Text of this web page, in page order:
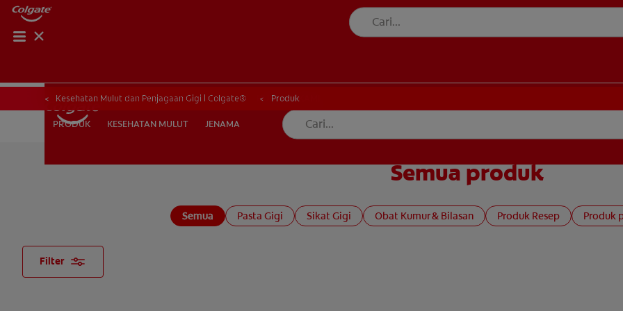
PRODUK KESEHATAN MULUT
ID (ID)
PRODUK KESEHATAN MULUT JENAMA
HUBUNGI KAMI
Kesehatan Mulut dan Penjagaan Gigi | Colgate® Produk
Semua produk
Semua Pasta Gigi Sikat Gigi Obat Kumur & Bilasan Produk Resep Produk
Filter